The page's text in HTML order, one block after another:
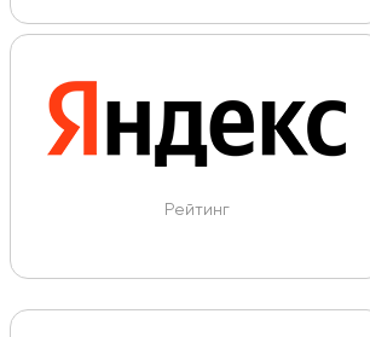
Рейтинг